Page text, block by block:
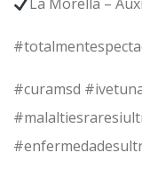
#curamsd